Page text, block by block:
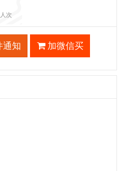
次
通知 加微信买